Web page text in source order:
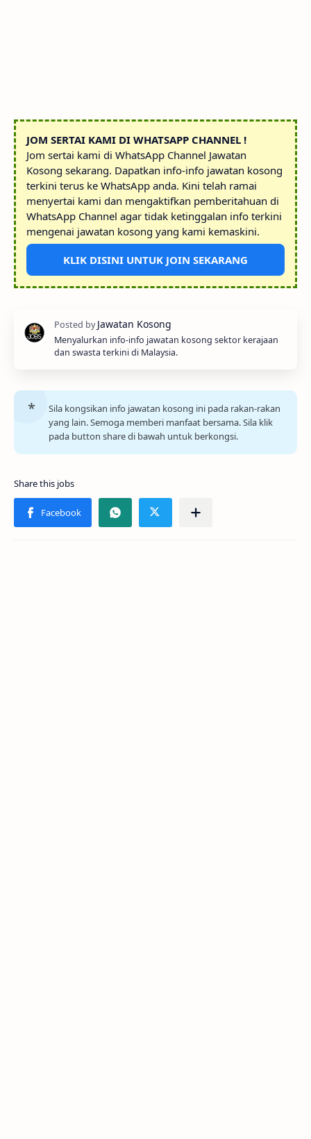
JOM SERTAI KAMI DI WHATSAPP CHANNEL !
Jom sertai kami di WhatsApp Channel Jawatan
Kosong sekarang. Dapatkan info-info jawatan kosong
terkini terus ke WhatsApp anda. Kini telah ramai
menyertai kami dan mengaktifkan pemberitahuan di
WhatsApp Channel agar tidak ketinggalan info terkini
mengenai jawatan kosong yang kami kemaskini.
KLIK DISINI UNTUK JOIN SEKARANG
Menyalurkan info-info jawatan kosong sektor kerajaan
dan swasta terkini di Malaysia.
Sila kongsikan info jawatan kosong ini pada rakan-rakan
yang lain. Semoga memberi manfaat bersama. Sila klik
pada button share di bawah untuk berkongsi.